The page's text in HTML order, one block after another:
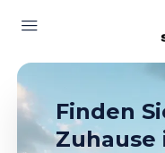
Finden
Zuhause